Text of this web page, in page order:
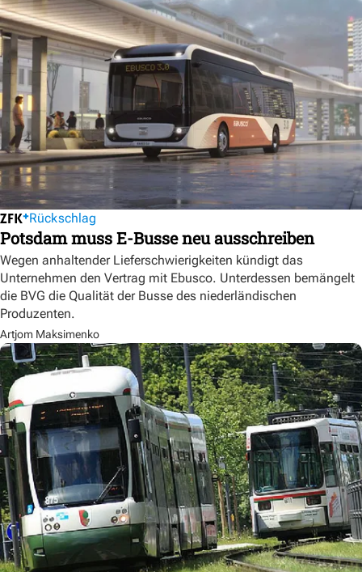
Rückschlag
Potsdam muss E-Busse neu ausschreiben
Wegen anhaltender Lieferschwierigkeiten kündigt das
Unternehmen den Vertrag mit Ebusco. Unterdessen bemängelt
die BVG die Qualität der Busse des niederländischen
Produzenten.
Artjom Maksimenko